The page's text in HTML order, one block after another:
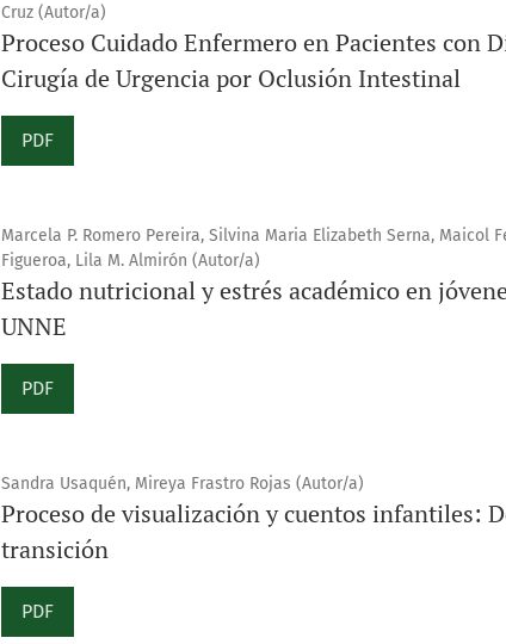
Cruz (Autor/a)
Proceso Cuidado Enfermero en Pacientes con
Cirugía de Urgencia por Oclusión Intestinal
PDF
Marcela P. Romero Pereira, Silvina Maria Elizabeth Serna, Maicol
Figueroa, Lila M. Almirón (Autor/a)
Estado nutricional y estrés académico en
UNNE
PDF
Sandra Usaquén, Mireya Frastro Rojas (Autor/a)
Proceso de visualización y cuentos infantiles:
transición
PDF